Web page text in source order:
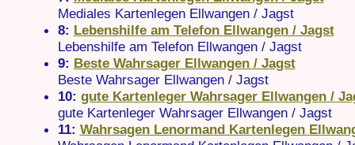
Mediales Kartenlegen Ellwangen / Jagst
8: Lebenshilfe am Telefon Ellwangen / Jagst
Lebenshilfe am Telefon Ellwangen / Jagst
9: Beste Wahrsager Ellwangen / Jagst
Beste Wahrsager Ellwangen / Jagst
10: gute Kartenleger Wahrsager Ellwangen /
gute Kartenleger Wahrsager Ellwangen / Jagst
11: Wahrsagen Lenormand Kartenlegen